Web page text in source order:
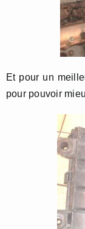
Et pour un
pour pouvoir